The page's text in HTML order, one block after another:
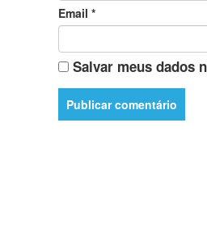
Email *
Salvar meus dados